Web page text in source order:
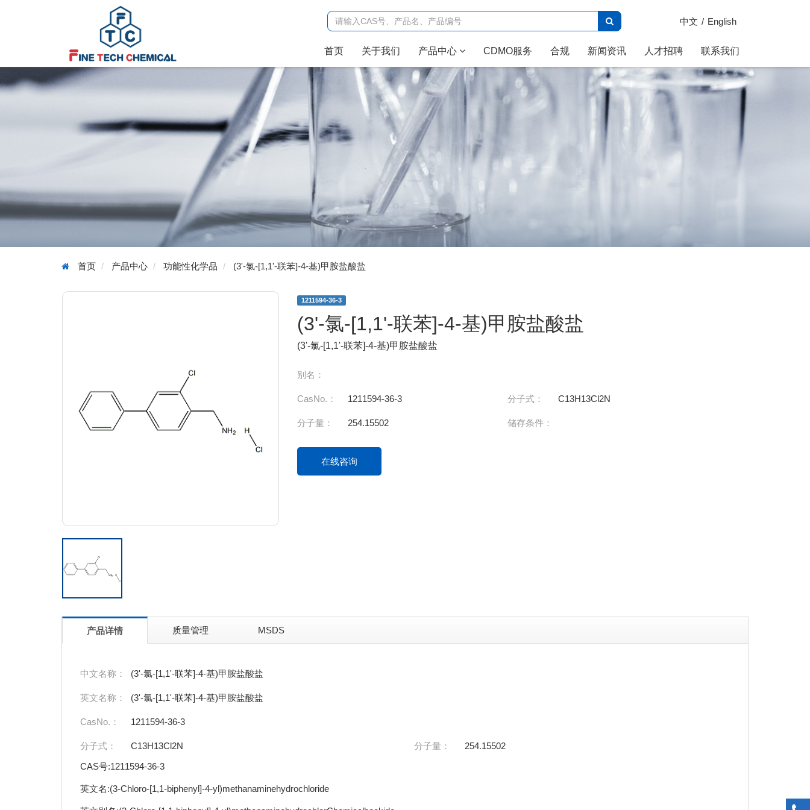
中文 English
首页(current)关于我们 产品中心 CDMO服务 合规 新闻资讯 人才招聘 联系我们
首页 产品中心 功能性化学品 (3'-氯-[1,1'-联苯]-4-基)甲胺盐酸盐
1211594-36-3
(3'-氯-[1,1'-联苯]-4-基)甲胺盐酸盐
(3'-氯-[1,1'-联苯]-4-基)甲胺盐酸盐
别名：
CasNo.： 1211594-36-3 分子式： C13H13Cl2N
分子量： 254.15502 储存条件：
在线咨询
产品详情 质量管理 MSDS
中文名称： (3'-氯-[1,1'-联苯]-4-基)甲胺盐酸盐
英文名称： (3'-氯-[1,1'-联苯]-4-基)甲胺盐酸盐
CasNo.： 1211594-36-3
分子式： C13H13Cl2N 分子量：
254.15502
CAS号:1211594-36-3
英文名:(3-Chloro-[1,1-biphenyl]-4-yl)methanaminehydrochloride